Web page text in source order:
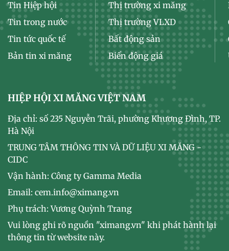
Tin Hiệp hội
Tin trong nước
Tin tức quốc tế
Bản tin xi măng
Thị trường xi măng
Thị trường VLXD
Bất động sản
Biến động giá
HIỆP HỘI XI MĂNG VIỆT NAM
Địa chỉ: số 235 Nguyễn Trãi, phường Khương Đình, TP.
Hà Nội
TRUNG TÂM THÔNG TIN VÀ DỮ LIỆU XI MĂNG -
CIDC
Vận hành: Công ty Gamma Media
Email: cem.info@ximang.vn
Phụ trách: Vương Quỳnh Trang
Vui lòng ghi rõ nguồn "ximang.vn" khi phát hành lại
thông tin từ website này.